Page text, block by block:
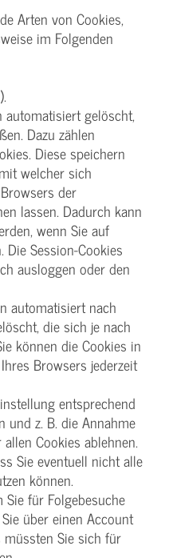
Arten von Cookies,
im Folgenden
automatisiert gelöscht,
Dazu zählen
Diese speichern
welcher sich
der
lassen. Dadurch kann
wenn Sie auf
Die Session-Cookies
ausloggen oder den
automatisiert nach
die sich je nach
können die Cookies in
Browsers jederzeit
entsprechend
und z. B. die Annahme
Cookies ablehnen.
Sie eventuell nicht alle
können.
für Folgebesuche
über einen Account
Sie sich für